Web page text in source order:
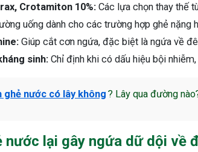
Crotamiton 10%: Các lựa chọn thay thế
uống dành cho các trường hợp ghẻ nặng
Giúp cắt cơn ngứa, đặc biệt là ngứa về
sinh: Chỉ định khi có dấu hiệu bội
ghẻ nước có lây không ? Lây qua đường
nước lại gây ngứa dữ dội về